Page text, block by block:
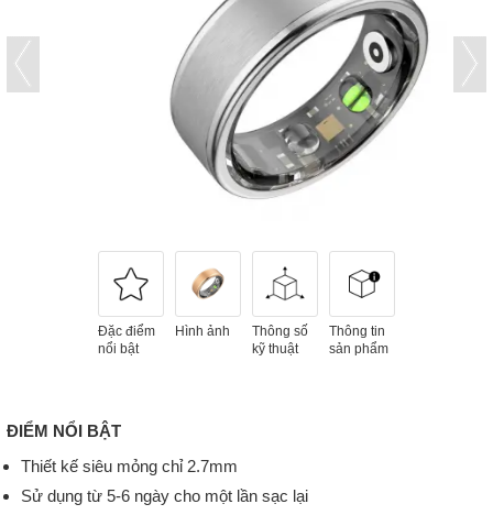
Đặc điểm
nổi bật
Hình ảnh
Thông số
kỹ thuật
Thông tin
sản phẩm
ĐIỂM NỔI BẬT
Thiết kế siêu mỏng chỉ 2.7mm
Sử dụng từ 5-6 ngày cho một lần sạc lại